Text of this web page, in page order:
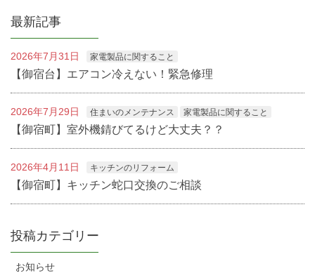
最新記事
2026年7月31日 家電製品に関すること
【御宿台】エアコン冷えない！緊急修理
2026年7月29日 住まいのメンテナンス 家電製品に関すること
【御宿町】室外機錆びてるけど大丈夫？？
2026年4月11日 キッチンのリフォーム
【御宿町】キッチン蛇口交換のご相談
投稿カテゴリー
お知らせ